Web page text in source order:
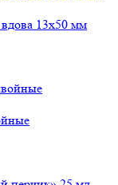
13х50 мм